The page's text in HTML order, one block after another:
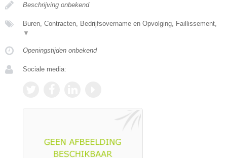
Beschrijving onbekend
Buren, Contracten, Bedrijfsovername en Opvolging, Faillissement,
▼
Openingstijden onbekend
Sociale media: